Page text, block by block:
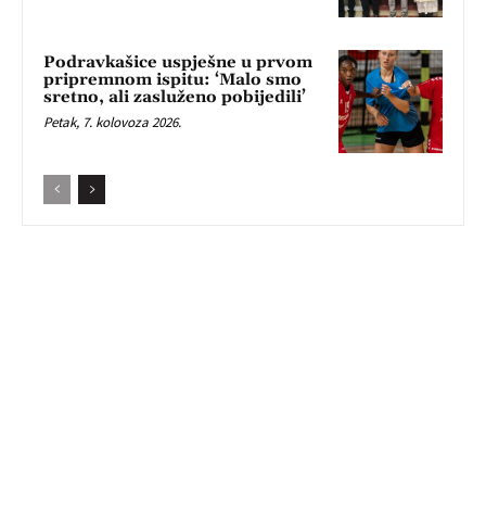
Podravkašice uspješne u prvom
pripremnom ispitu: ‘Malo smo
sretno, ali zasluženo pobijedili’
Petak, 7. kolovoza 2026.